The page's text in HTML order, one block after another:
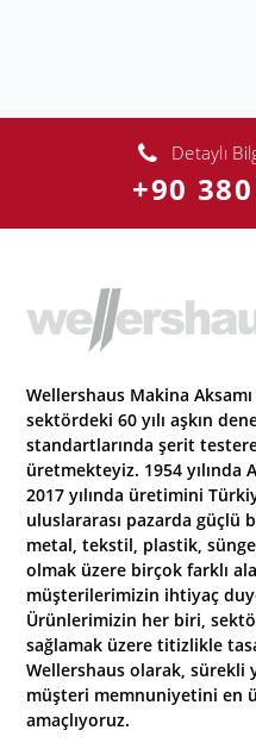
Detaylı
+90
Wellershaus Makina
sektördeki 60 yılı aşkın
standartlarında şerit testere
üretmekteyiz. 1954 yılında
2017 yılında üretimini
uluslararası pazarda güçlü
metal, tekstil, plastik,
olmak üzere birçok farklı
müşterilerimizin ihtiyaç
Ürünlerimizin her biri,
sağlamak üzere titizlikle
Wellershaus olarak, sürekli
müşteri memnuniyetini en
amaçlıyoruz.